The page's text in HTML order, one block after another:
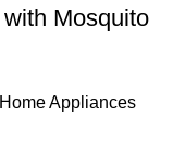
Mosquito
Home Appliances